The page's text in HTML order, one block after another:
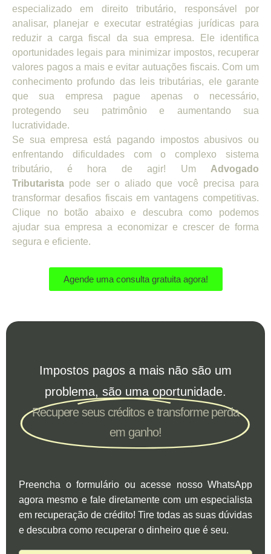
especializado em direito tributário, responsável por
analisar, planejar e executar estratégias jurídicas para
reduzir a carga fiscal da sua empresa. Ele identifica
oportunidades legais para minimizar impostos, recuperar
valores pagos a mais e evitar autuações fiscais. Com um
conhecimento profundo das leis tributárias, ele garante
que sua empresa pague apenas o necessário,
protegendo seu patrimônio e aumentando sua
lucratividade.
Se sua empresa está pagando impostos abusivos ou
enfrentando dificuldades com o complexo sistema
tributário, é hora de agir! Um Advogado
Tributarista pode ser o aliado que você precisa para
transformar desafios fiscais em vantagens competitivas.
Clique no botão abaixo e descubra como podemos
ajudar sua empresa a economizar e crescer de forma
segura e eficiente.
Agende uma consulta gratuita agora!
Impostos pagos a mais não são um
problema, são uma oportunidade.
Recupere seus créditos e transforme perda
em ganho!
Preencha o formulário ou acesse nosso WhatsApp
agora mesmo e fale diretamente com um especialista
em recuperação de crédito! Tire todas as suas dúvidas
e descubra como recuperar o dinheiro que é seu.